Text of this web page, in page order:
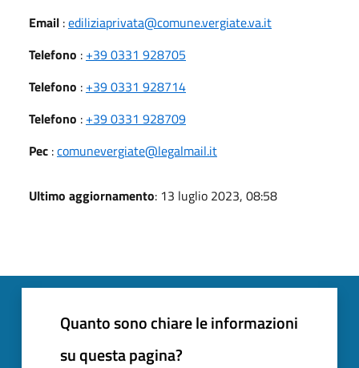
Email :ediliziaprivata@comune.vergiate.va.it
Telefono : +39 0331 928705
Telefono : +39 0331 928714
Telefono : +39 0331 928709
Pec :comunevergiate@legalmail.it
Ultimo aggiornamento: 13 luglio 2023, 08:58
Quanto sono chiare le informazioni
su questa pagina?